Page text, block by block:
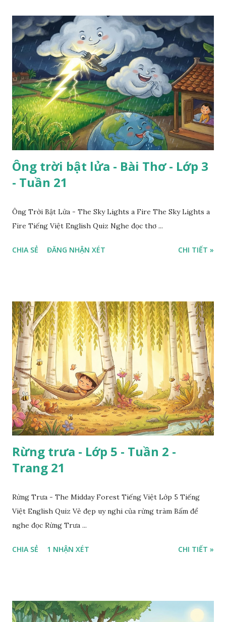
Ông trời bật lửa - Bài Thơ - Lớp 3
- Tuần 21
Ông Trời Bật Lửa - The Sky Lights a Fire The Sky Lights a
Fire Tiếng Việt English Quiz Nghe đọc thơ ...
CHIA SẺ ĐĂNG NHẬN XÉT CHI TIẾT »
Rừng trưa - Lớp 5 - Tuần 2 -
Trang 21
Rừng Trưa - The Midday Forest Tiếng Việt Lớp 5 Tiếng
Việt English Quiz Vẻ đẹp uy nghi của rừng tràm Bấm để
nghe đọc Rừng Trưa ...
CHIA SẺ 1 NHẬN XÉT CHI TIẾT »